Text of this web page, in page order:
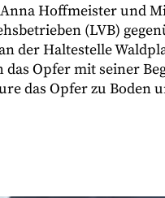
Hoffmeister und
(LVB)
der Haltestelle
Opfer mit seiner
das Opfer zu Boden